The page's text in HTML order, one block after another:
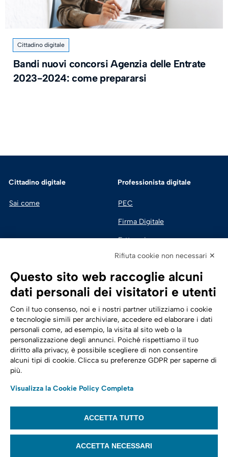
Cittadino digitale
Bandi nuovi concorsi Agenzia delle Entrate
2023-2024: come prepararsi
Cittadino digitale
Sai come
Professionista digitale
PEC
Firma Digitale
Fatturazione
Sicurezza Digitale
Cloud
Trasformazione digitale
Energia
Telecomunicazioni
Automotive
Seguici su:
© 2022,Tinexta Infocert S.p.A.– P.IVA 07945211006 – Cap. Sociale €
22.117.536 – REA RM 1064345 – Sede legale: Piazzale Flaminio 1/B, 00196 –
Rifiuta cookie non necessari ✕
Questo sito web raccoglie alcuni
dati personali dei visitatori e utenti
Con il tuo consenso, noi e i nostri partner utilizziamo i cookie
e tecnologie simili per archiviare, accedere ed elaborare i dati
personali come, ad esempio, la visita al sito web o la
personalizzazione degli annunci. Poiché rispettiamo il tuo
diritto alla privacy, è possibile scegliere di non consentire
alcuni tipi di cookie. Clicca su preferenze GDPR per saperne di
più.
Visualizza la Cookie Policy Completa
ACCETTA TUTTO
ACCETTA NECESSARI